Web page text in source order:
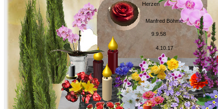
Manfred Böhme
9.9.58
4.10.17
Herzen